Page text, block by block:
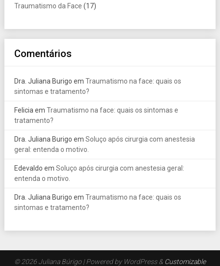
Traumatismo da Face (17)
Comentários
Dra. Juliana Burigo em Traumatismo na face: quais os
sintomas e tratamento?
Felicia em Traumatismo na face: quais os sintomas e
tratamento?
Dra. Juliana Burigo em Soluço após cirurgia com anestesia
geral: entenda o motivo.
Edevaldo em Soluço após cirurgia com anestesia geral:
entenda o motivo.
Dra. Juliana Burigo em Traumatismo na face: quais os
sintomas e tratamento?
© 2026 Juliana Búrigo| Powered by WordPress & Customizable